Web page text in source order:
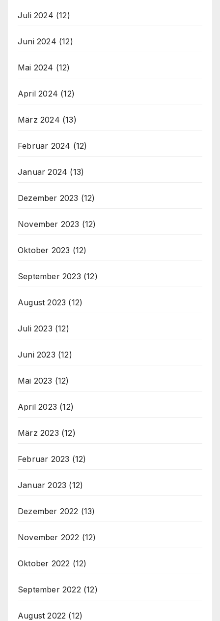
Juli 2024 (12)
Juni 2024 (12)
Mai 2024 (12)
April 2024 (12)
März 2024 (13)
Februar 2024 (12)
Januar 2024 (13)
Dezember 2023 (12)
November 2023 (12)
Oktober 2023 (12)
September 2023 (12)
August 2023 (12)
Juli 2023 (12)
Juni 2023 (12)
Mai 2023 (12)
April 2023 (12)
März 2023 (12)
Februar 2023 (12)
Januar 2023 (12)
Dezember 2022 (13)
November 2022 (12)
Oktober 2022 (12)
September 2022 (12)
August 2022 (12)